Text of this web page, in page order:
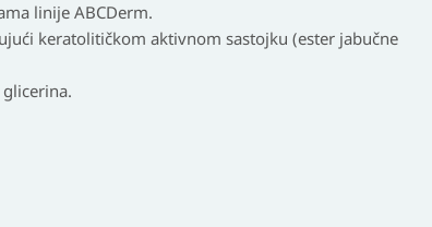
linije ABCDerm.
keratolitičkom aktivnom sastojku (ester jabučne